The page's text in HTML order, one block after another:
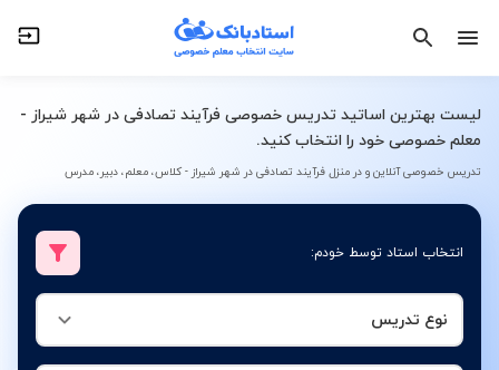
لیست بهترین اساتید تدریس خصوصی فرآیند تصادفی در شهر شیراز -
معلم خصوصی خود را انتخاب کنید.
تدریس خصوصی آنلاین و در منزل فرآیند تصادفی در شهر شیراز - کلاس، معلم، دبیر، مدرس
انتخاب استاد توسط خودم:
نوع تدریس
فرآیند تصادفی